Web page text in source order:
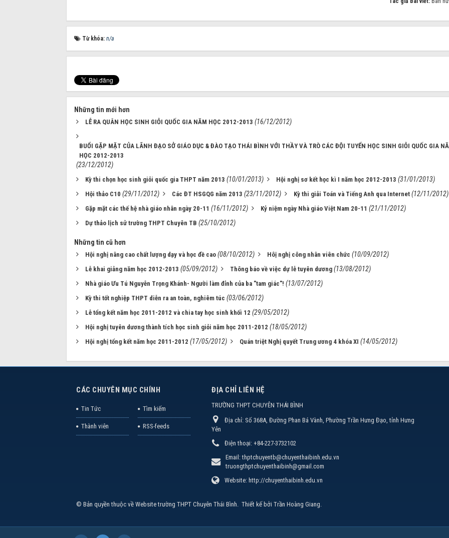
Từ khóa: n/a
Những tin mới hơn
LỄ RA QUÂN HỌC SINH GIỎI QUỐC GIA NĂM HỌC 2012-2013 (16/12/2012)
BUỔI GẶP MẶT CỦA LÃNH ĐẠO SỞ GIÁO DỤC & ĐÀO TẠO THÁI BÌNH VỚI THẦY VÀ TRÒ CÁC ĐỘI TUYỂN HỌC SINH GIỎI QUỐC GIA
HỌC 2012-2013
(23/12/2012)
Kỳ thi chọn học sinh giỏi quốc gia THPT năm 2013 (10/01/2013) Hội nghị sơ kết học kì I năm học 2012-2013 (31/01/2013)
Hội thảo C10 (29/11/2012) Các ĐT HSGQG năm 2013 (23/11/2012) Kỳ thi giải Toán và Tiếng Anh qua Internet (12/11/2012)
Gặp mặt các thế hệ nhà giáo nhân ngày 20-11 (16/11/2012) Kỷ niệm ngày Nhà giáo Việt Nam 20-11 (21/11/2012)
Dự thảo lịch sử trường THPT Chuyên TB (25/10/2012)
Những tin cũ hơn
Hội nghị nâng cao chất lượng dạy và học đề cao (08/10/2012) Hôị nghị công nhân viên chức (10/09/2012)
Lễ khai giảng năm học 2012-2013 (05/09/2012) Thông báo về việc dự lễ tuyên dương (13/08/2012)
Nhà giáo Ưu Tú Nguyễn Trọng Khánh- Người làm đỉnh của ba "tam giác"! (13/07/2012)
Kỳ thi tốt nghiệp THPT diễn ra an toàn, nghiêm túc (03/06/2012)
Lễ tổng kết năm học 2011-2012 và chia tay học sinh khối 12 (29/05/2012)
Hội nghị tuyên dương thành tích học sinh giỏi năm học 2011-2012 (18/05/2012)
Hội nghị tổng kết năm học 2011-2012 (17/05/2012) Quán triệt Nghị quyết Trung ương 4 khóa XI (14/05/2012)
CÁC CHUYÊN MỤC CHÍNH
Tin Tức Tìm kiếm
Thành viên RSS-feeds
ĐỊA CHỈ LIÊN HỆ
TRƯỜNG THPT CHUYÊN THÁI BÌNH
Địa chỉ: Số 368A, Đường Phan Bá Vành, Phường Trần Hưng Đạo, tỉnh Hưng
Yên
Điện thoại: +84-227-3732102
Email:thptchuyentb@chuyenthaibinh.edu.vn
truongthptchuyenthaibinh@gmail.com
Website: http://chuyenthaibinh.edu.vn
© Bản quyền thuộc về Website trường THPT Chuyên Thái Bình. Thiết kế bởi Trần Hoàng Giang.